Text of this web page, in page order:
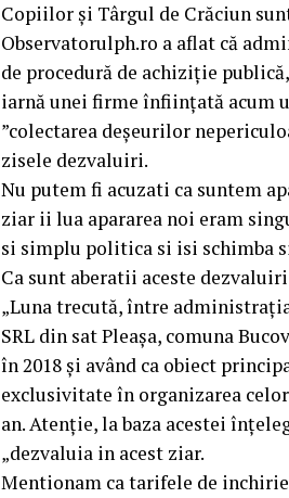
Copiilor și Târgul de Crăciun
Observatorulph.ro a aflat că
de procedură de achiziție
iarnă unei firme înființată acum
”colectarea deșeurilor
zisele dezvaluiri.
Nu putem fi acuzati ca suntem
ziar ii lua apararea noi eram
si simplu politica si isi schimba
Ca sunt aberatii aceste
„Luna trecută, între
SRL din sat Pleașa, comuna
în 2018 și având ca obiect
exclusivitate în organizarea
an. Atenție, la baza acestei
„dezvaluia in acest ziar.
Mentionam ca tarifele de